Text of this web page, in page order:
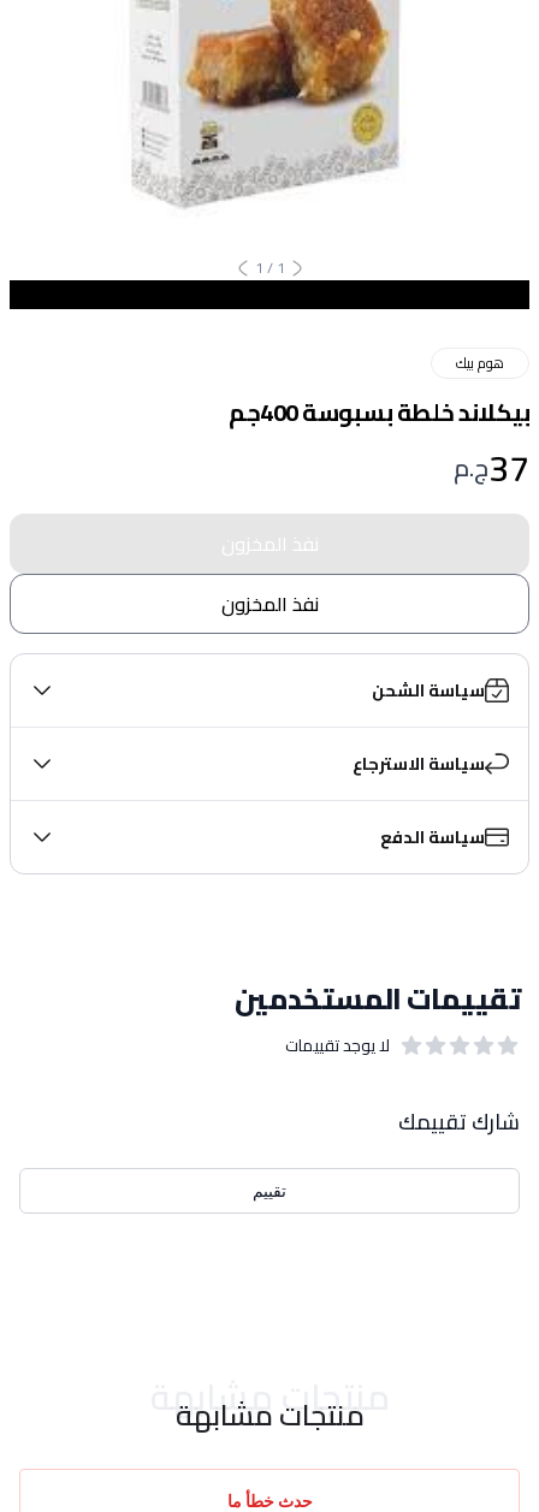
1
/
1
هوم بيك
بيكلاند خلطة بسبوسة 400جم
37ج.م
نفذ المخزون
نفذ المخزون
سياسة الشحن
سياسة الاسترجاع
سياسة الدفع
تقييمات المستخدمين
لا يوجد تقييمات
شارك تقييمك
تقييم
منتجات مشابهة
منتجات مشابهة
حدث خطأ ما